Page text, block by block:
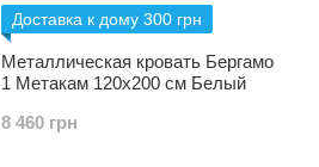
Доставка к дому 300 грн
Металлическая кровать Бергамо
1 Метакам 120х200 см Белый
8 460 грн